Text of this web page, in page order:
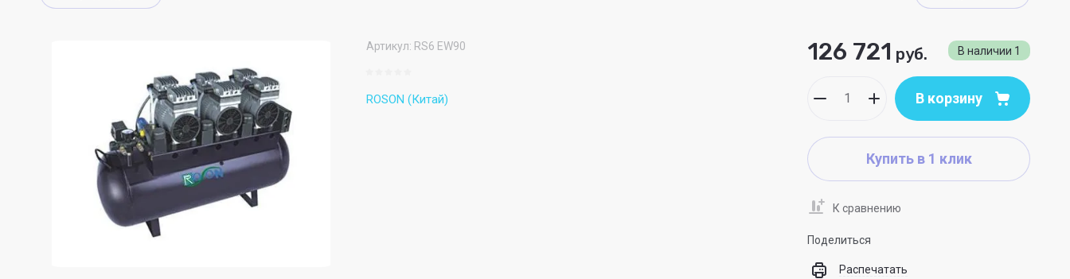
Артикул: RS6 EW90
ROSON (Китай)
В наличии 1
126 721 руб.
В корзину
Купить в 1 клик
К сравнению
Поделиться
Распечатать